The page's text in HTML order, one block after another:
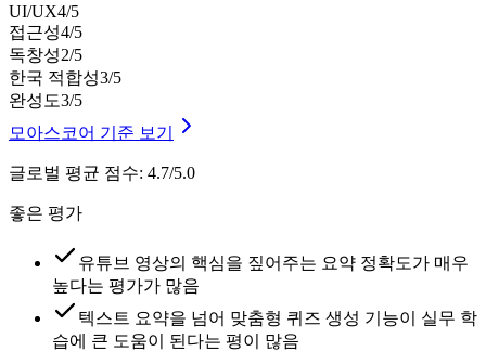
UI/UX4/5
접근성4/5
독창성2/5
한국 적합성3/5
완성도3/5
모아스코어 기준 보기
글로벌 평균 점수: 4.7/5.0
좋은 평가
유튜브 영상의 핵심을 짚어주는 요약 정확도가 매우
높다는 평가가 많음
텍스트 요약을 넘어 맞춤형 퀴즈 생성 기능이 실무 학
습에 큰 도움이 된다는 평이 많음